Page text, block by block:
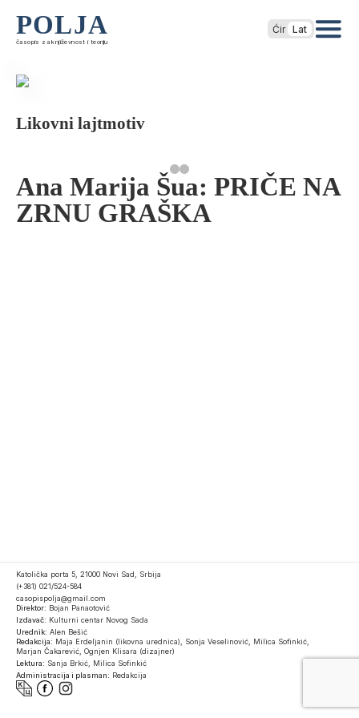
POLJA
časopis za književnost i teoriju
Ćir Lat
Likovni lajtmotiv
Ana Marija Šua: PRIČE NA
ZRNU GRAŠKA
Katolička porta 5, 21000 Novi Sad, Srbija
(+381) 021/524-584
casopispolja@gmail.com
Direktor: Bojan Panaotović
Izdavač: Kulturni centar Novog Sada
Urednik: Alen Bešić
Redakcija: Maja Erdeljanin (likovna urednica), Sonja Veselinović, Milica Sofinkić,
Marjan Čakarević, Ognjen Klisara (dizajner)
Lektura: Sanja Brkić, Milica Sofinkić
Administracija i plasman: Redakcija